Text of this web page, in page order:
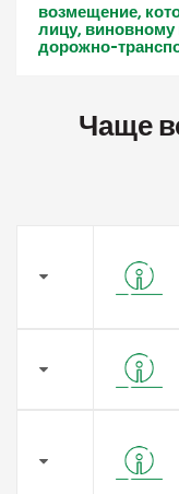
возмещение,
лицу, виновному
дорожно-
Чаще